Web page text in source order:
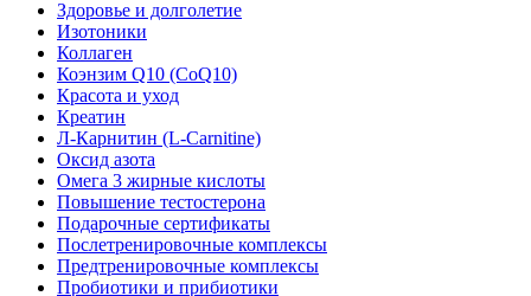
Здоровье и долголетие
Изотоники
Коллаген
Коэнзим Q10 (CoQ10)
Красота и уход
Креатин
Л-Карнитин (L-Сarnitine)
Оксид азота
Омега 3 жирные кислоты
Повышение тестостерона
Подарочные сертификаты
Послетренировочные комплексы
Предтренировочные комплексы
Пробиотики и прибиотики